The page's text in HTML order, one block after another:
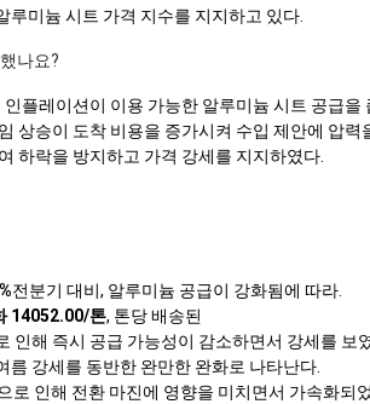
미늄 시트 가격 지수를 지지하고 있다.
나요?
플레이션이 이용 가능한 알루미늄 시트 공급을
상승이 도착 비용을 증가시켜 수입 제안에 압력
하락을 방지하고 가격 강세를 지지하였다.
전분기 대비, 알루미늄 공급이 강화됨에 따라.
14052.00/톤, 톤당 배송된
인해 즉시 공급 가능성이 감소하면서 강세를 보
강세를 동반한 완만한 완화로 나타난다.
로 인해 전환 마진에 영향을 미치면서 가속화되